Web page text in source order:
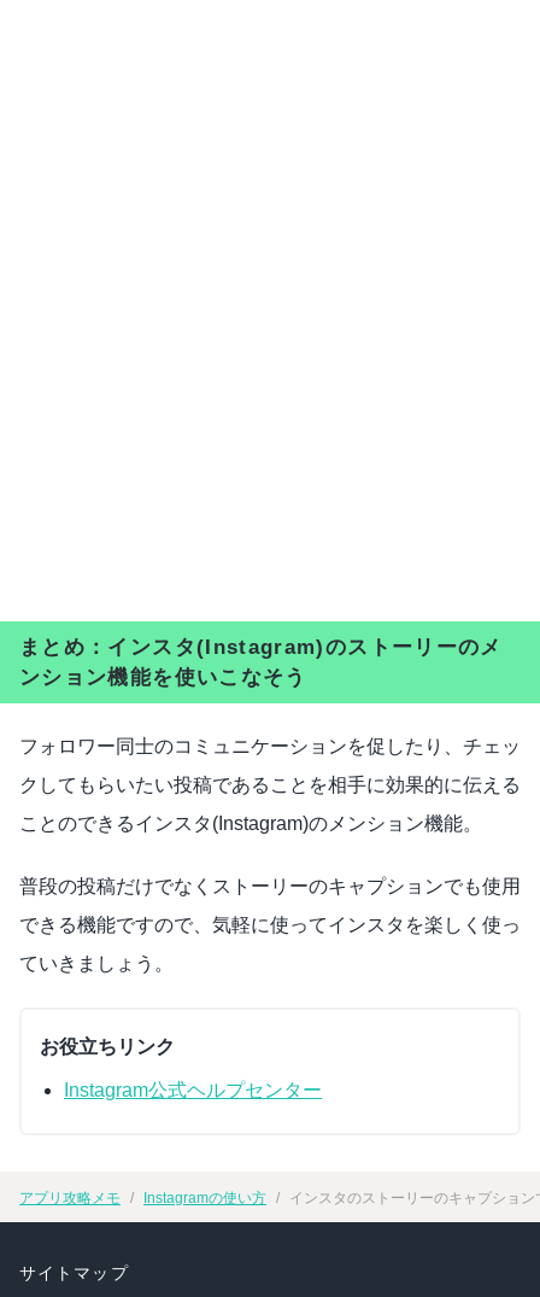
まとめ：インスタ(Instagram)のストーリーのメ
ンション機能を使いこなそう
フォロワー同士のコミュニケーションを促したり、チェッ
クしてもらいたい投稿であることを相手に効果的に伝える
ことのできるインスタ(Instagram)のメンション機能。
普段の投稿だけでなくストーリーのキャプションでも使用
できる機能ですので、気軽に使ってインスタを楽しく使っ
ていきましょう。
お役立ちリンク
Instagram公式ヘルプセンター
アプリ攻略メモ Instagramの使い方 インスタのストーリーのキャプショ
サイトマップ